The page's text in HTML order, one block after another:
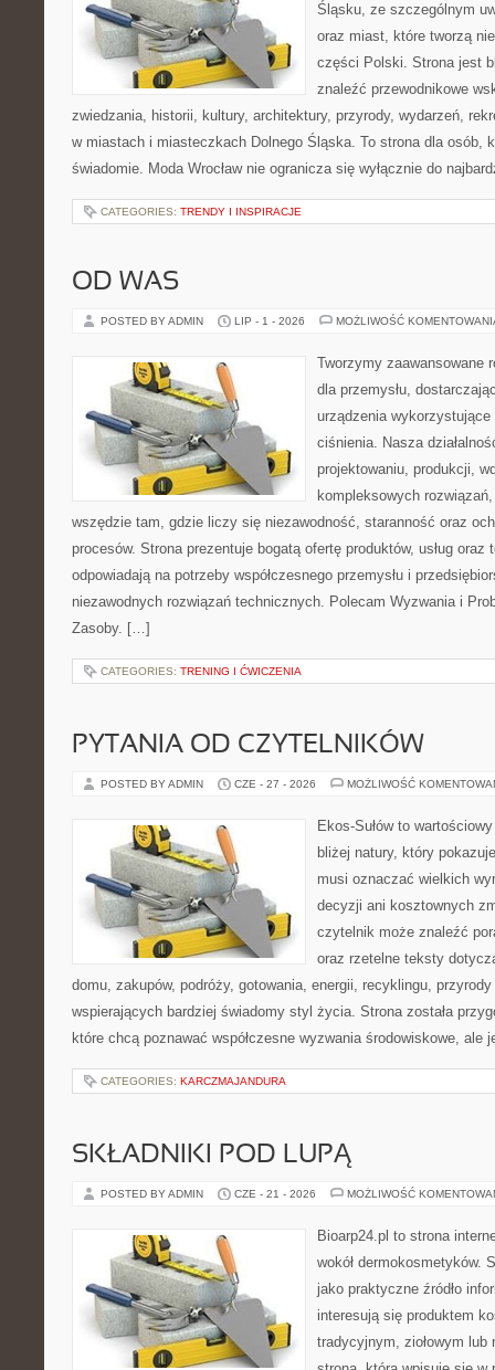
Śląsku, ze szczególnym
oraz miast, które tworzą
części Polski. Strona jest
znaleźć przewodnikowe
zwiedzania, historii, kultury, architektury, przyrody, wydarzeń,
w miastach i miasteczkach Dolnego Śląska. To strona dla osób,
świadomie. Moda Wrocław nie ogranicza się wyłącznie do
CATEGORIES: TRENDY I INSPIRACJE
OD WAS
POSTED BY ADMIN LIP - 1 - 2026 MOŻLIWOŚĆ
Tworzymy zaawansowane
dla przemysłu,
urządzenia
ciśnienia. Nasza
projektowaniu, produkcji,
kompleksowych
wszędzie tam, gdzie liczy się niezawodność, staranność oraz
procesów. Strona prezentuje bogatą ofertę produktów, usług oraz
odpowiadają na potrzeby współczesnego przemysłu i
niezawodnych rozwiązań technicznych. Polecam Wyzwania i
Zasoby. […]
CATEGORIES: TRENING I ĆWICZENIA
PYTANIA OD CZYTELNIKÓW
POSTED BY ADMIN CZE - 27 - 2026 MOŻLIWOŚĆ
Ekos-Sułów to
bliżej natury, który
musi oznaczać wielkich
decyzji ani kosztownych
czytelnik może znaleźć
oraz rzetelne teksty
domu, zakupów, podróży, gotowania, energii, recyklingu,
wspierających bardziej świadomy styl życia. Strona została
które chcą poznawać współczesne wyzwania środowiskowe,
CATEGORIES: KARCZMAJANDURA
SKŁADNIKI POD LUPĄ
POSTED BY ADMIN CZE - 21 - 2026 MOŻLIWOŚĆ
Bioarp24.pl to strona
wokół dermokosmetyków.
jako praktyczne źródło
interesują się produktem
tradycyjnym, ziołowym lub